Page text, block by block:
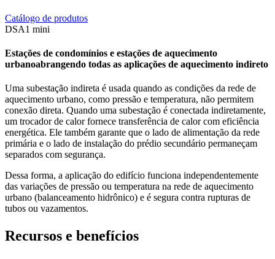
Catálogo de produtos
DSA1 mini​
Estações de condomínios e estações de aquecimento
urbanoabrangendo todas as aplicações de aquecimento indireto
Uma subestação indireta é usada quando as condições da rede de
aquecimento urbano, como pressão e temperatura, não permitem
conexão direta. Quando uma subestação é conectada indiretamente,
um trocador de calor fornece transferência de calor com eficiência
energética. Ele também garante que o lado de alimentação da rede
primária e o lado de instalação do prédio secundário permaneçam
separados com segurança.
Dessa forma, a aplicação do edifício funciona independentemente
das variações de pressão ou temperatura na rede de aquecimento
urbano (balanceamento hidrônico) e é segura contra rupturas de
tubos ou vazamentos.
Recursos e benefícios